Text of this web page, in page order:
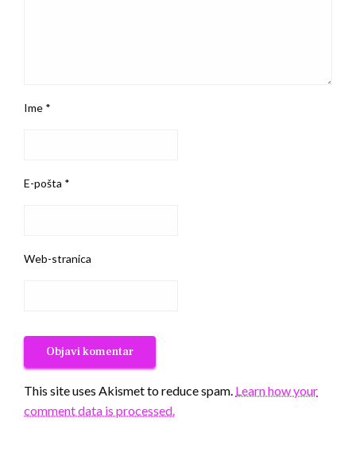
Ime *
E-pošta *
Web-stranica
This site uses Akismet to reduce spam. Learn how your
comment data is processed.